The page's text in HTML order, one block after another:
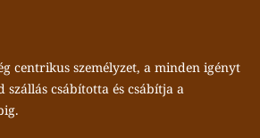
centrikus személyzet, a minden igényt
szállás csábította és csábítja a